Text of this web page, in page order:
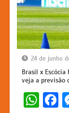
24 de junho
Brasil x
veja a previsão
W F